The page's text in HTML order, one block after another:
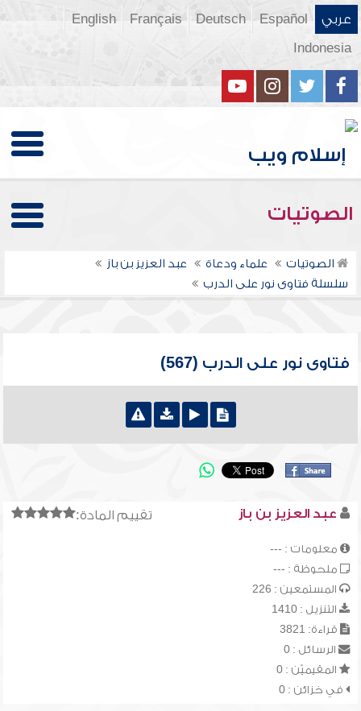
عربي Español
Deutsch
Français
English
Indonesia
الصوتيات
الصوتيات علماء ودعاة
عبد العزيز بن باز
سلسلة فتاوى نور على الدرب
فتاوى نور على الدرب (567)
تقييم المادة: عبد العزيز بن باز
معلومات : ---
ملحوظة : ---
المستمعين : 226
التنزيل : 1410
قراءة: 3821
الرسائل : 0
المقيميّن : 0
في خزائن : 0